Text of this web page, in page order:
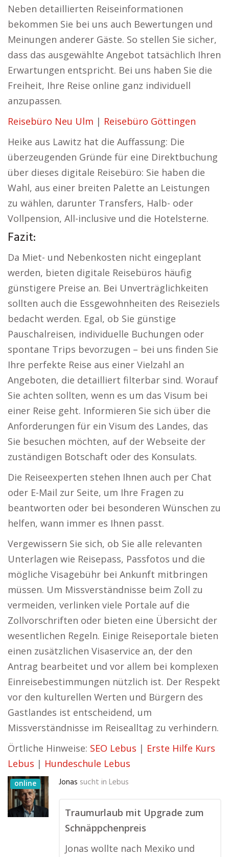
Neben detaillierten Reiseinformationen
bekommen Sie bei uns auch Bewertungen und
Meinungen anderer Gäste. So stellen Sie sicher,
dass das ausgewählte Angebot tatsächlich Ihren
Erwartungen entspricht. Bei uns haben Sie die
Freiheit, Ihre Reise online ganz individuell
anzupassen.
Reisebüro Neu Ulm | Reisebüro Göttingen
Heike aus Lawitz hat die Auffassung: Die
überzeugenden Gründe für eine Direktbuchung
über dieses digitale Reisebüro: Sie haben die
Wahl, aus einer breiten Palette an Leistungen
zu wählen, darunter Transfers, Halb- oder
Vollpension, All-inclusive und die Hotelsterne.
Fazit:
Da Miet- und Nebenkosten nicht eingeplant
werden, bieten digitale Reisebüros häufig
günstigere Preise an. Bei Unverträglichkeiten
sollten auch die Essgewohnheiten des Reiseziels
bedacht werden. Egal, ob Sie günstige
Pauschalreisen, individuelle Buchungen oder
spontane Trips bevorzugen – bei uns finden Sie
Ihre perfekte Reise aus einer Vielzahl an
Angeboten, die detailliert filterbar sind. Worauf
Sie achten sollten, wenn es um das Visum bei
einer Reise geht. Informieren Sie sich über die
Anforderungen für ein Visum des Landes, das
Sie besuchen möchten, auf der Webseite der
zuständigen Botschaft oder des Konsulats.
Die Reiseexperten stehen Ihnen auch per Chat
oder E-Mail zur Seite, um Ihre Fragen zu
beantworten oder bei besonderen Wünschen zu
helfen, wann immer es Ihnen passt.
Vergewissern Sie sich, ob Sie alle relevanten
Unterlagen wie Reisepass, Passfotos und die
mögliche Visagebühr bei Ankunft mitbringen
müssen. Um Missverständnisse beim Zoll zu
vermeiden, verlinken viele Portale auf die
Zollvorschriften oder bieten eine Übersicht der
wesentlichen Regeln. Einige Reiseportale bieten
einen zusätzlichen Visaservice an, der den
Antrag bearbeitet und vor allem bei komplexen
Einreisebestimmungen nützlich ist. Der Respekt
vor den kulturellen Werten und Bürgern des
Gastlandes ist entscheidend, um
Missverständnisse im Reisealltag zu verhindern.
Örtliche Hinweise: SEO Lebus | Erste Hilfe Kurs
Lebus | Hundeschule Lebus
online Jonas sucht in Lebus
Traumurlaub mit Upgrade zum
Schnäppchenpreis
Jonas wollte nach Mexiko und